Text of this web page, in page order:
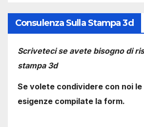
Consulenza Sulla Stampa 3d
Scriveteci se avete bisogno di
stampa 3d
Se volete condividere con noi
esigenze compilate la form.